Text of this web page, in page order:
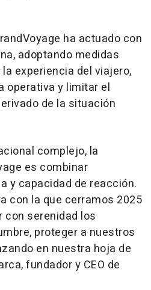
ha actuado con
adoptando medidas
experiencia del viajero,
operativa y limitar el
de la situación
complejo, la
es combinar
y capacidad de reacción.
con la que cerramos 2025
con serenidad los
proteger a nuestros
en nuestra hoja de
fundador y CEO de